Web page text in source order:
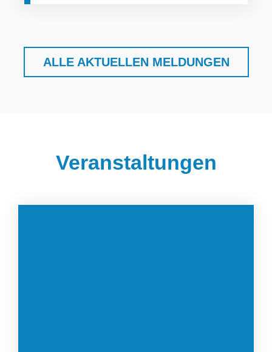
ALLE AKTUELLEN MELDUNGEN
Veranstaltungen
Finden Sie schnell, was